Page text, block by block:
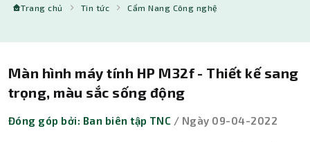
Trang chủ Tin tức Cẩm Nang Công nghệ
Màn hình máy tính HP M32f - Thiết kế sang
trọng, màu sắc sống động
Đóng góp bởi: Ban biên tập TNC / Ngày 09-04-2022